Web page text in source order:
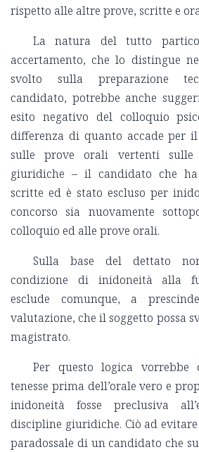
rispetto alle altre prove, scritte e
La natura del tutto
accertamento, che lo distingue
svolto sulla preparazione
candidato, potrebbe anche
esito negativo del colloquio
differenza di quanto accade per
sulle prove orali vertenti sulle
giuridiche – il candidato che
scritte ed è stato escluso per
concorso sia nuovamente
colloquio ed alle prove orali.
Sulla base del dettato
condizione di inidoneità alla
esclude comunque, a
valutazione, che il soggetto possa
magistrato.
Per questo logica
tenesse prima dell’orale vero e
inidoneità fosse preclusiva
discipline giuridiche. Ciò ad
paradossale di un candidato che